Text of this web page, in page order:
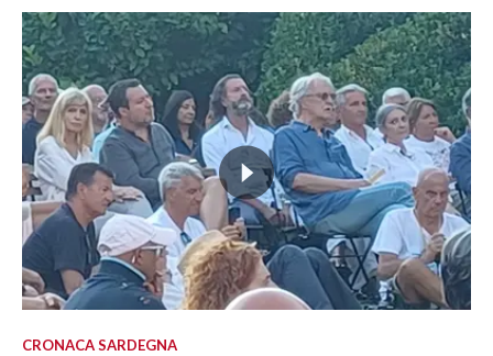
CRONACA SARDEGNA